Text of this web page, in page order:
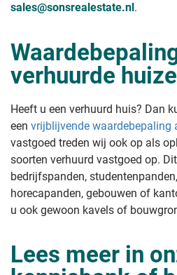
sales@sonsrealestate.nl .
verhuurde
Heeft u een verhuurd huis? Dan
een vrijblijvende waardebepaling
vastgoed treden wij ook op als
soorten verhuurd vastgoed op.
bedrijfspanden,
horecapanden, gebouwen of
u ook gewoon kavels of
Lees meer in